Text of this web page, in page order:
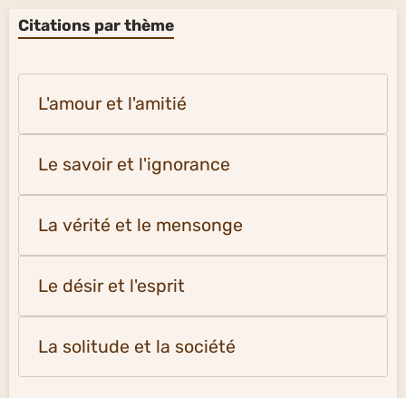
Citations par thème
L'amour et l'amitié
Le savoir et l'ignorance
La vérité et le mensonge
Le désir et l'esprit
La solitude et la société